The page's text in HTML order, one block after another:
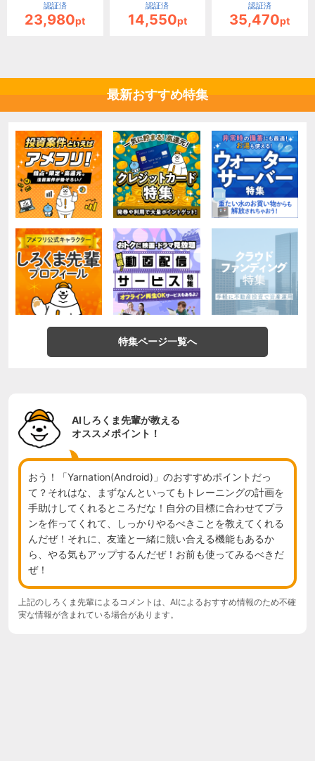
認証済
23,980pt
認証済
14,550pt
認証済
35,470pt
最新おすすめ特集
特集ページ一覧へ
AIしろくま先輩が教える
オススメポイント！
おう！「Yarnation(Android)」のおすすめポイントだっ
て？それはな、まずなんといってもトレーニングの計画を
手助けしてくれるところだな！自分の目標に合わせてプラ
ンを作ってくれて、しっかりやるべきことを教えてくれる
んだぜ！それに、友達と一緒に競い合える機能もあるか
ら、やる気もアップするんだぜ！お前も使ってみるべきだ
ぜ！
上記のしろくま先輩によるコメントは、AIによるおすすめ情報のため不確
実な情報が含まれている場合があります。